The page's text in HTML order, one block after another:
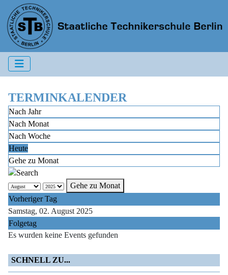
TERMINKALENDER
Nach Jahr
Nach Monat
Nach Woche
Heute
Gehe zu Monat
Gehe zu Monat
Vorheriger Tag
Samstag, 02. August 2025
Folgetag
Es wurden keine Events gefunden
SCHNELL ZU...